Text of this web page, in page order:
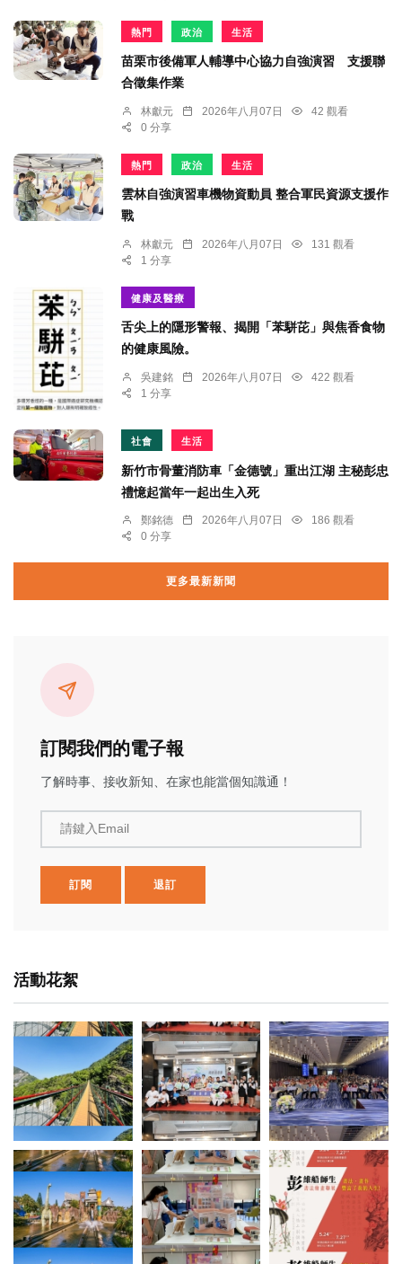
熱門 政治 生活
苗栗市後備軍人輔導中心協力自強演習 支援聯
合徵集作業
林獻元 2026年八月07日
42 觀看
0 分享
熱門 政治 生活
雲林自強演習車機物資動員 整合軍民資源支援作
戰
林獻元 2026年八月07日
131 觀看
1 分享
健康及醫療
舌尖上的隱形警報、揭開「苯駢芘」與焦香食物
的健康風險。
吳建銘 2026年八月07日
422 觀看
1 分享
社會 生活
新竹市骨董消防車「金德號」重出江湖 主秘彭忠
禮憶起當年一起出生入死
鄭銘德 2026年八月07日
186 觀看
0 分享
更多最新新聞
訂閱我們的電子報
了解時事、接收新知、在家也能當個知識通！
請鍵入Email
訂閱 退訂
活動花絮